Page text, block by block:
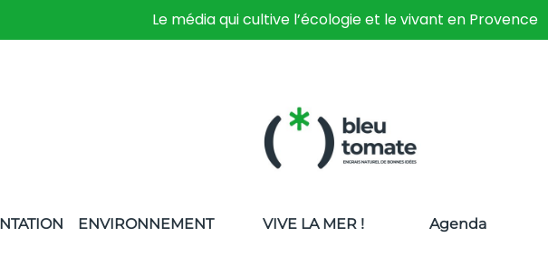
Le média qui cultive l’écologie et le vivant en Provence
ENVIRONNEMENT VIVE LA MER ! Agenda